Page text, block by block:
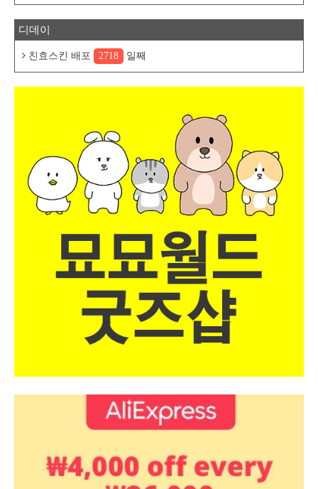
디데이
친효스킨 배포 2718 일째